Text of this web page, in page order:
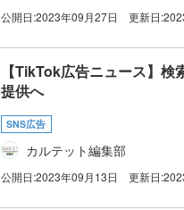
公開日:2023年09月27日 更新日:
【TikTok広告ニュース】
提供へ
SNS広告
カルテット編集部
公開日:2023年09月13日 更新日: